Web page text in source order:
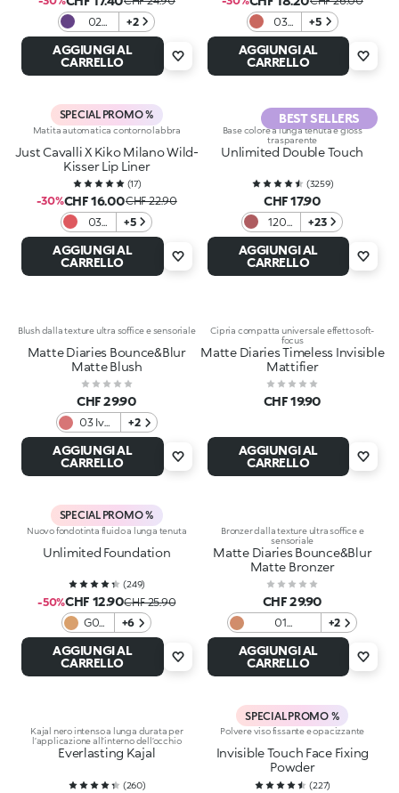
02
Purple
Fierce
+2
AGGIUNGI AL
CARRELLO
03
No
Rulez
+5
AGGIUNGI AL
CARRELLO
SPECIAL PROMO %
Matita automatica contorno labbra
Just Cavalli X Kiko Milano Wild-
Kisser Lip Liner
(17)
-30%CHF 16.00CHF 22.90
03
No
Rulez
+5
AGGIUNGI AL
CARRELLO
BEST SELLERS
Base colore a lunga tenuta e gloss
trasparente
Unlimited Double Touch
(3259)
CHF 17.90
120
Rosa
Malva
+23
AGGIUNGI AL
CARRELLO
Blush dalla texture ultra soffice e sensoriale
Matte Diaries Bounce&Blur
Matte Blush
CHF 29.90
03 Ivy
League
Rosé
+2
AGGIUNGI AL
CARRELLO
Cipria compatta universale effetto soft-
focus
Matte Diaries Timeless Invisible
Mattifier
CHF 19.90
AGGIUNGI AL
CARRELLO
SPECIAL PROMO %
Nuovo fondotinta fluido a lunga tenuta
Unlimited Foundation
(249)
-50%CHF 12.90CHF 25.90
G07
Gold
+6
AGGIUNGI AL
CARRELLO
Bronzer dalla texture ultra soffice e
sensoriale
Matte Diaries Bounce&Blur
Matte Bronzer
CHF 29.90
01
Coffeehouse
Caramel
+2
AGGIUNGI AL
CARRELLO
Kajal nero intenso a lunga durata per
l’applicazione all’interno dell’occhio
Everlasting Kajal
(260)
SPECIAL PROMO %
Polvere viso fissante e opacizzante
Invisible Touch Face Fixing
Powder
(227)